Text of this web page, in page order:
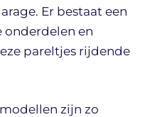
Er bestaat een
onderdelen en
pareltjes rijdende
zijn zo